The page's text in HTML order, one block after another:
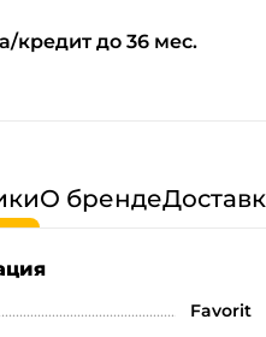
кредит до 36 мес.
О бренде
Favorit